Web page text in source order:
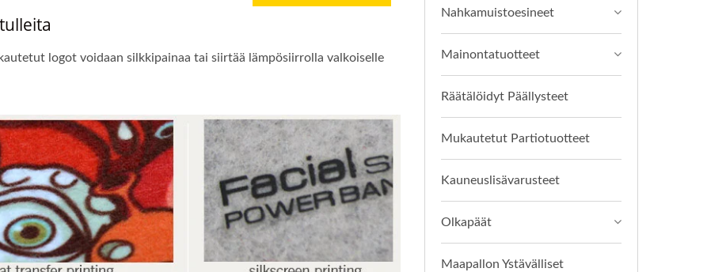
logot voidaan silkkipainaa tai siirtää lämpösiirrolla valkoiselle
Nahkamuistoesineet
Mainontatuotteet
Räätälöidyt Päällysteet
Mukautetut Partiotuotteet
Kauneuslisävarusteet
Olkapäät
Maapallon Ystävälliset